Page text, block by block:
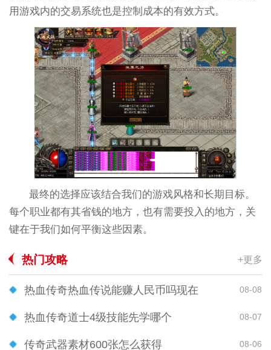
用游戏内的交易系统也是控制成本的有效方式。
最终的选择应该结合我们的游戏风格和长期目标。
每个职业都有其省钱的地方，也有需要投入的地方，关
键在于我们如何平衡这些因素。
热门攻略 +更多
热血传奇热血传说能赚人民币吗现在 08-08
热血传奇道士4级技能先学哪个 08-07
传奇武器素材600张怎么获得 08-06